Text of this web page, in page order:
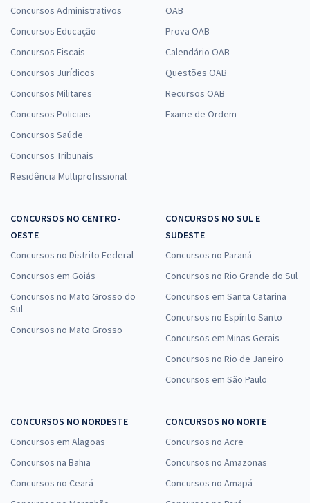
Concursos Administrativos
Concursos Educação
Concursos Fiscais
Concursos Jurídicos
Concursos Militares
Concursos Policiais
Concursos Saúde
Concursos Tribunais
Residência Multiprofissional
OAB
Prova OAB
Calendário OAB
Questões OAB
Recursos OAB
Exame de Ordem
CONCURSOS NO CENTRO-
OESTE
Concursos no Distrito Federal
Concursos em Goiás
Concursos no Mato Grosso do
Sul
Concursos no Mato Grosso
CONCURSOS NO SUL E
SUDESTE
Concursos no Paraná
Concursos no Rio Grande do Sul
Concursos em Santa Catarina
Concursos no Espírito Santo
Concursos em Minas Gerais
Concursos no Rio de Janeiro
Concursos em São Paulo
CONCURSOS NO NORDESTE
Concursos em Alagoas
Concursos na Bahia
Concursos no Ceará
CONCURSOS NO NORTE
Concursos no Acre
Concursos no Amazonas
Concursos no Amapá